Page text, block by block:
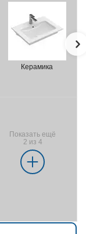
Керамика
Показать ещё
2 из 4